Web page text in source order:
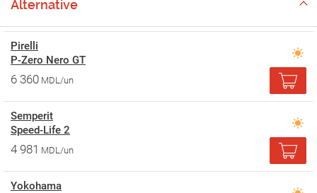
Alternative
Pirelli
P-Zero Nero GT
6 360 MDL/un
Semperit
Speed-Life 2
4 981 MDL/un
Yokohama